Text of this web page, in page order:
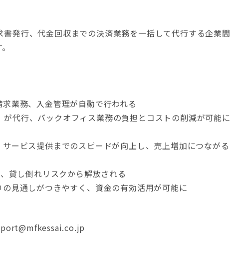
書発行、代金回収までの決済業務を一括して代行する企業間
業務、入金管理が自動で行われる
が代行、バックオフィス業務の負担とコストの削減が可能に
ービス提供までのスピードが向上し、売上増加につながる
貸し倒れリスクから解放される
見通しがつきやすく、資金の有効活用が可能に